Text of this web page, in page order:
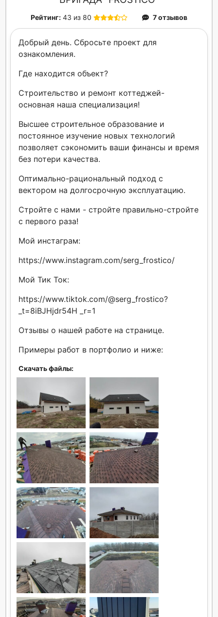
Рейтинг: 43 из 80 7 отзывов
Добрый день. Сбросьте проект для
ознакомления.
Где находится объект?
Строительство и ремонт коттеджей-
основная наша специализация!
Высшее строительное образование и
постоянное изучение новых технологий
позволяет сэкономить ваши финансы и время
без потери качества.
Оптимально-рациональный подход с
вектором на долгосрочную эксплуатацию.
Стройте с нами - стройте правильно-стройте
с первого раза!
Мой инстаграм:
https://www.instagram.com/serg_frostico/
Мой Тик Ток:
https://www.tiktok.com/@serg_frostico?
_t=8iBJHjdr54H _r=1
Отзывы о нашей работе на странице.
Примеры работ в портфолио и ниже:
Скачать файлы: